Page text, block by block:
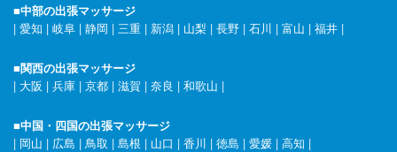
■中部の出張マッサージ
| 愛知 | 岐阜 | 静岡 | 三重 | 新潟 | 山梨 | 長野 | 石川 | 富山 | 福井 |
■関西の出張マッサージ
| 大阪 | 兵庫 | 京都 | 滋賀 | 奈良 | 和歌山 |
■中国・四国の出張マッサージ
| 岡山 | 広島 | 鳥取 | 島根 | 山口 | 香川 | 徳島 | 愛媛 | 高知 |